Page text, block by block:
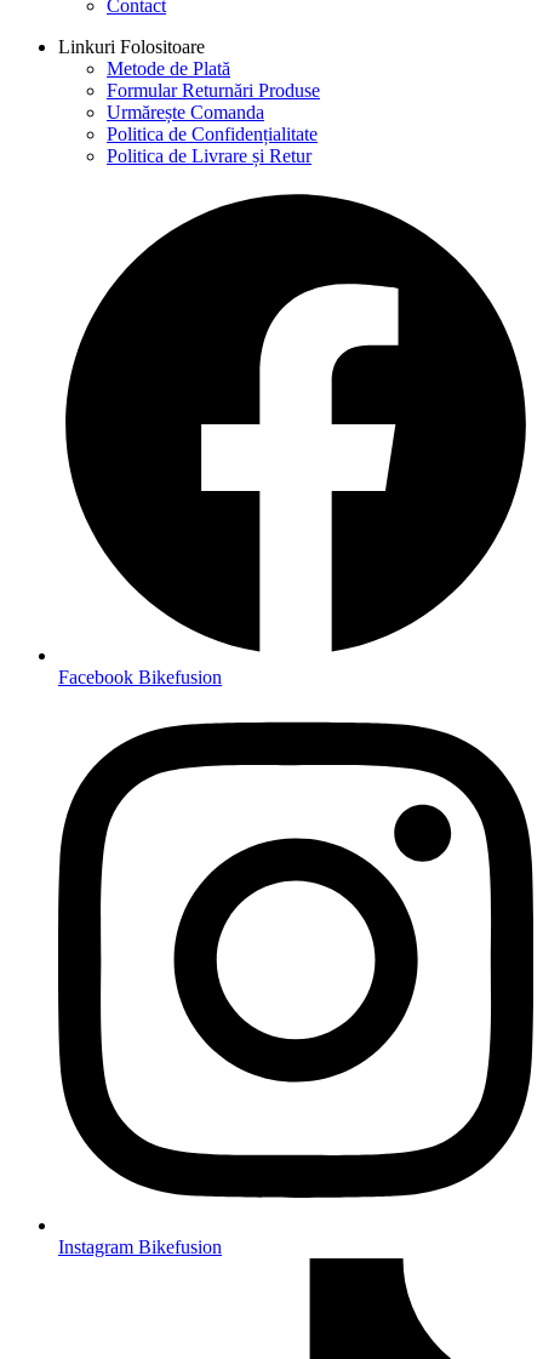
Contact
Linkuri Folositoare
Metode de Plată
Formular Returnări Produse
Urmărește Comanda
Politica de Confidențialitate
Politica de Livrare și Retur
Facebook Bikefusion
Instagram Bikefusion